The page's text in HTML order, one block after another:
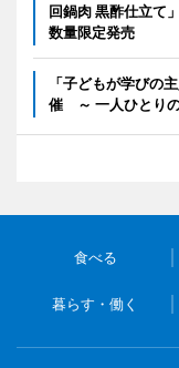
回鍋肉 黒酢仕立て
数量限定発売
「子どもが学びの
催 ～ 一人ひとりの
食べる
暮らす・働く